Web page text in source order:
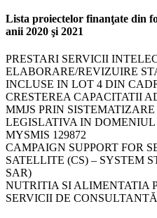
Lista proiectelor finanţate din
anii 2020 şi 2021
PRESTARI SERVICII
ELABORARE/REVIZUIRE
INCLUSE IN LOT 4 DIN
CRESTEREA CAPACITATII
MMJS PRIN
LEGISLATIVA IN
MYSMIS 129872
CAMPAIGN SUPPORT FOR
SATELLITE (CS) – SYSTEM
SAR)
NUTRITIA SI ALIMENTATIA
SERVICII DE